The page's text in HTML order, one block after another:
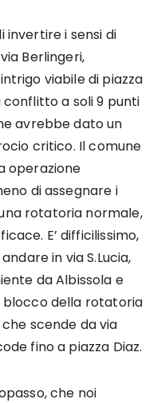
invertire i sensi di
Berlingeri,
viabile di piazza
conflitto a soli 9 punti
avrebbe dato un
critico. Il comune
operazione
di assegnare i
rotatoria normale,
E’ difficilissimo,
in via S.Lucia,
da Albissola e
della rotatoria
scende da via
fino a piazza Diaz.
che noi